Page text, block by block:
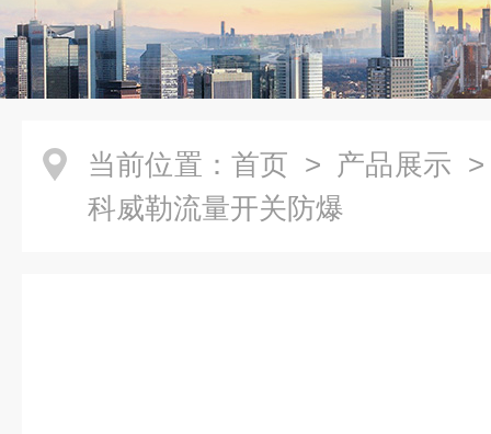
当前位置： 首页 > 产品展示
科威勒流量开关防爆